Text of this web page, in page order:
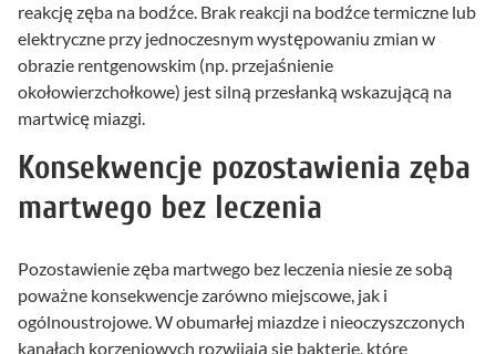
reakcję zęba na bodźce. Brak reakcji na bodźce termiczne lub
elektryczne przy jednoczesnym występowaniu zmian w
obrazie rentgenowskim (np. przejaśnienie
okołowierzchołkowe) jest silną przesłanką wskazującą na
martwicę miazgi.
Konsekwencje pozostawienia zęba
martwego bez leczenia
Pozostawienie zęba martwego bez leczenia niesie ze sobą
poważne konsekwencje zarówno miejscowe, jak i
ogólnoustrojowe. W obumarłej miazdze i nieoczyszczonych
kanałach korzeniowych rozwijają się bakterie, które